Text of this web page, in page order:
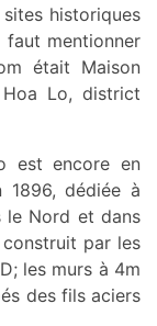
historiques
mentionner
était Maison
Lo, district
est encore en
1896, dédiée à
le Nord et dans
construit par les
les murs à 4m
des fils aciers